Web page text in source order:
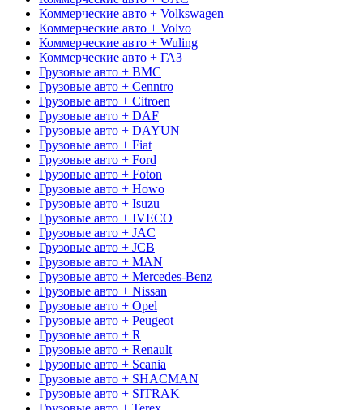
Коммерческие авто + Volkswagen
Коммерческие авто + Volvo
Коммерческие авто + Wuling
Коммерческие авто + ГАЗ
Грузовые авто + BMC
Грузовые авто + Cenntro
Грузовые авто + Citroen
Грузовые авто + DAF
Грузовые авто + DAYUN
Грузовые авто + Fiat
Грузовые авто + Ford
Грузовые авто + Foton
Грузовые авто + Howo
Грузовые авто + Isuzu
Грузовые авто + IVECO
Грузовые авто + JAC
Грузовые авто + JCB
Грузовые авто + MAN
Грузовые авто + Mercedes-Benz
Грузовые авто + Nissan
Грузовые авто + Opel
Грузовые авто + Peugeot
Грузовые авто + R
Грузовые авто + Renault
Грузовые авто + Scania
Грузовые авто + SHACMAN
Грузовые авто + SITRAK